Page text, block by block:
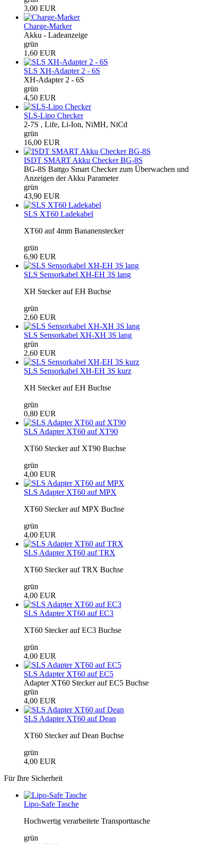
3,00 EUR
Charge-Marker
Akku - Ladeanzeige
grün
1,60 EUR
SLS XH-Adapter 2 - 6S
XH-Adapter 2 - 6S
grün
4,50 EUR
SLS-Lipo Checker
2-7S , Life, Li-Ion, NiMH, NiCd
grün
16,00 EUR
ISDT SMART Akku Checker BG-8S
BG-8S Battgo Smart Checker zum Überwachen und
Anzeigen der Akku Parameter
grün
43,90 EUR
SLS XT60 Ladekabel
XT60 auf 4mm Bananenstecker
grün
6,90 EUR
SLS Sensorkabel XH-EH 3S lang
XH Stecker auf EH Buchse
grün
2,60 EUR
SLS Sensorkabel XH-XH 3S lang
grün
2,60 EUR
SLS Sensorkabel XH-EH 3S kurz
XH Stecker auf EH Buchse
grün
0,80 EUR
SLS Adapter XT60 auf XT90
XT60 Stecker auf XT90 Buchse
grün
4,00 EUR
SLS Adapter XT60 auf MPX
XT60 Stecker auf MPX Buchse
grün
4,00 EUR
SLS Adapter XT60 auf TRX
XT60 Stecker auf TRX Buchse
grün
4,00 EUR
SLS Adapter XT60 auf EC3
XT60 Stecker auf EC3 Buchse
grün
4,00 EUR
SLS Adapter XT60 auf EC5
Adapter XT60 Stecker auf EC5 Buchse
grün
4,00 EUR
SLS Adapter XT60 auf Dean
XT60 Stecker auf Dean Buchse
grün
4,00 EUR
Für Ihre Sicherheit
Lipo-Safe Tasche
Hochwertig verarbeitete Transporttasche
grün